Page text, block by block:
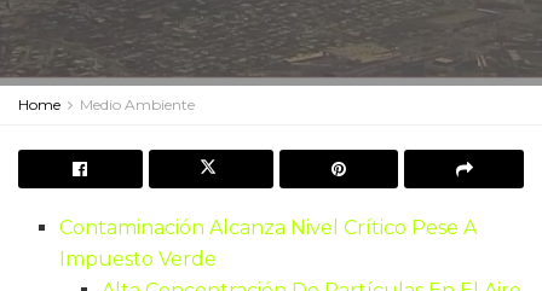
Home Medio Ambiente
Contaminación Alcanza Nivel Crítico Pese A
Impuesto Verde